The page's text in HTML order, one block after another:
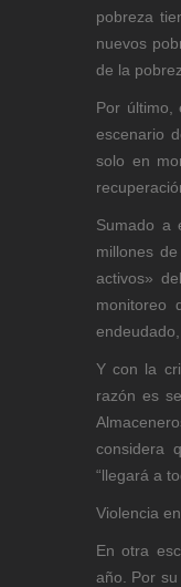
pobreza
nuevos
de la
Por último,
escenario
solo en
Sumado a
millones
activos»
monitoreo
Y con la
razón es
considera
“llegará a
Violencia
En otra
año. Por